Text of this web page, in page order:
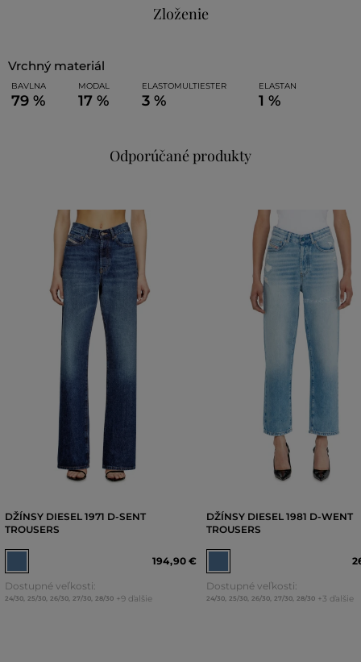
Zloženie
vrchný materiál
BAVLNA
79 %
MODAL
17 %
ELASTOMULTIESTER
3 %
ELASTAN
1 %
Odporúčané produkty
DŽÍNSY DIESEL 1971 D-SENT
TROUSERS
194,90 €
Dostupné veľkosti:
24/30, 25/30, 26/30, 27/30, 28/30 +9 ďalšie
DŽÍNSY DIESEL 1981 D-WENT
TROUSERS
Dostupné veľkosti:
24/30, 25/30, 26/30, 27/30, 28/30 +3 ďalšie